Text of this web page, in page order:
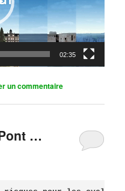
02:35
un commentaire
…